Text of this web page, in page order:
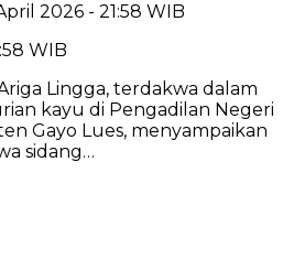
2026 - 21:58 WIB
WIB
Lingga, terdakwa dalam
kayu di Pengadilan Negeri
Gayo Lues, menyampaikan
sidang…